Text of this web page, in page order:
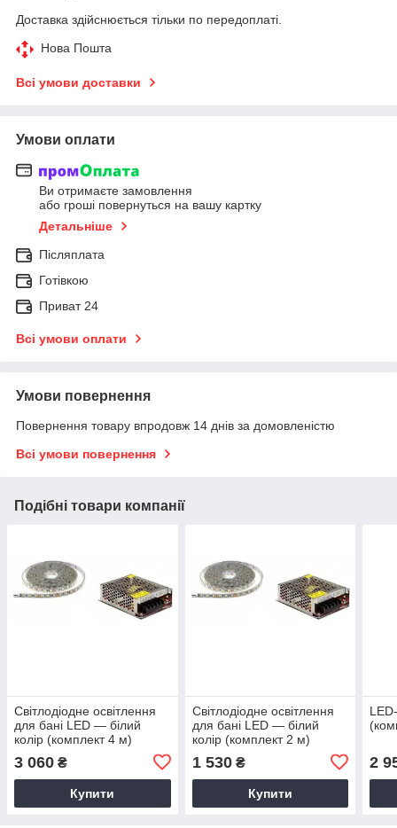
Доставка здійснюється тільки по передоплаті.
Нова Пошта
Всі умови доставки
Умови оплати
Ви отримаєте замовлення
або гроші повернуться на вашу картку
Детальніше
Післяплата
Готівкою
Приват 24
Всі умови оплати
Умови повернення
Повернення товару впродовж 14 днів за домовленістю
Всі умови повернення
Подібні товари компанії
Світлодіодне освітлення
для бані LED — білий
колір (комплект 4 м)
3 060 ₴
Купити
Світлодіодне освітлення
для бані LED — білий
колір (комплект 2 м)
1 530₴
Купити
2